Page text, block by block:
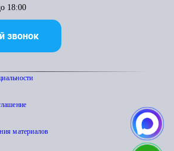
18:00
звонок
материалов